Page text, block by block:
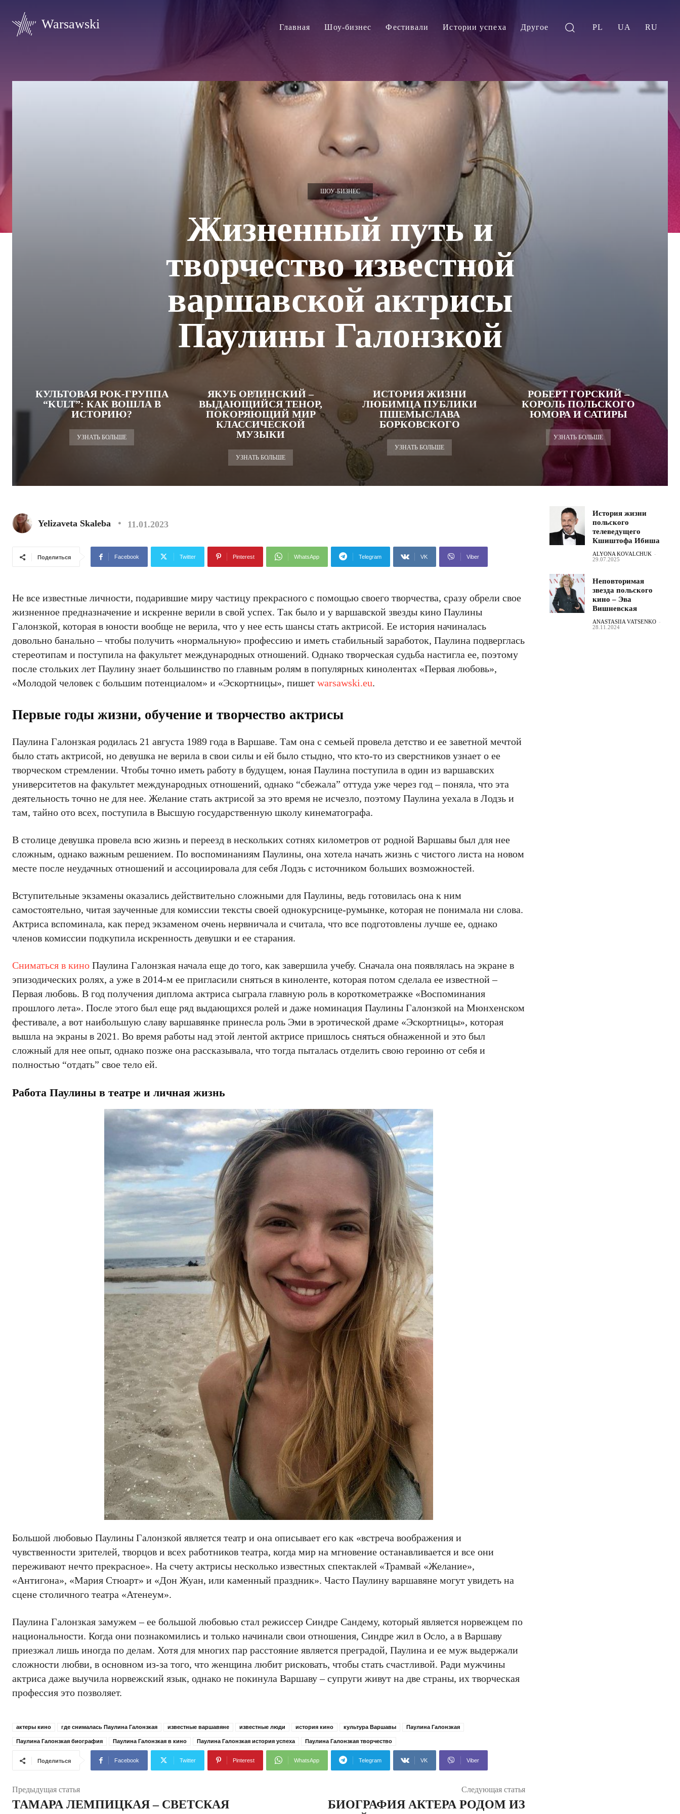
Warsawski Главная Шоу-бизнес Фестивали Истории успеха Другое PL UA RU
ШОУ-БИЗНЕС
Жизненный путь и
творчество известной
варшавской актрисы
Паулины Галонзкой
КУЛЬТОВАЯ РОК-ГРУППА
“KULT”: КАК ВОШЛА В
ИСТОРИЮ?
УЗНАТЬ БОЛЬШЕ
ЯКУБ ОРЛИНСКИЙ –
ВЫДАЮЩИЙСЯ ТЕНОР,
ПОКОРЯЮЩИЙ МИР
КЛАССИЧЕСКОЙ
МУЗЫКИ
УЗНАТЬ БОЛЬШЕ
ИСТОРИЯ ЖИЗНИ
ЛЮБИМЦА ПУБЛИКИ
ПШЕМЫСЛАВА
БОРКОВСКОГО
УЗНАТЬ БОЛЬШЕ
РОБЕРТ ГОРСКИЙ –
КОРОЛЬ ПОЛЬСКОГО
ЮМОРА И САТИРЫ
УЗНАТЬ БОЛЬШЕ
Yelizaveta Skaleba 11.01.2023
Поделиться Facebook Twitter Pinterest WhatsApp Telegram VK Viber
Не все известные личности, подарившие миру частицу прекрасного с помощью своего творчества, сразу обрели свое
жизненное предназначение и искренне верили в свой успех. Так было и у варшавской звезды кино Паулины
Галонзкой, которая в юности вообще не верила, что у нее есть шансы стать актрисой. Ее история начиналась
довольно банально – чтобы получить «нормальную» профессию и иметь стабильный заработок, Паулина подверглась
стереотипам и поступила на факультет международных отношений. Однако творческая судьба настигла ее, поэтому
после стольких лет Паулину знает большинство по главным ролям в популярных кинолентах «Первая любовь»,
«Молодой человек с большим потенциалом» и «Эскортницы», пишет warsawski.eu.
Первые годы жизни, обучение и творчество актрисы
Паулина Галонзкая родилась 21 августа 1989 года в Варшаве. Там она с семьей провела детство и ее заветной мечтой
было стать актрисой, но девушка не верила в свои силы и ей было стыдно, что кто-то из сверстников узнает о ее
творческом стремлении. Чтобы точно иметь работу в будущем, юная Паулина поступила в один из варшавских
университетов на факультет международных отношений, однако “сбежала” оттуда уже через год – поняла, что эта
деятельность точно не для нее. Желание стать актрисой за это время не исчезло, поэтому Паулина уехала в Лодзь и
там, тайно ото всех, поступила в Высшую государственную школу кинематографа.
В столице девушка провела всю жизнь и переезд в нескольких сотнях километров от родной Варшавы был для нее
сложным, однако важным решением. По воспоминаниям Паулины, она хотела начать жизнь с чистого листа на новом
месте после неудачных отношений и ассоциировала для себя Лодзь с источником больших возможностей.
Вступительные экзамены оказались действительно сложными для Паулины, ведь готовилась она к ним
самостоятельно, читая заученные для комиссии тексты своей однокурснице-румынке, которая не понимала ни слова.
Актриса вспоминала, как перед экзаменом очень нервничала и считала, что все подготовлены лучше ее, однако
членов комиссии подкупила искренность девушки и ее старания.
Сниматься в кино Паулина Галонзкая начала еще до того, как завершила учебу. Сначала она появлялась на экране в
эпизодических ролях, а уже в 2014-м ее пригласили сняться в киноленте, которая потом сделала ее известной –
Первая любовь. В год получения диплома актриса сыграла главную роль в короткометражке «Воспоминания
прошлого лета». После этого был еще ряд выдающихся ролей и даже номинация Паулины Галонзкой на Мюнхенском
фестивале, а вот наибольшую славу варшавянке принесла роль Эми в эротической драме «Эскортницы», которая
вышла на экраны в 2021. Во время работы над этой лентой актрисе пришлось сняться обнаженной и это был
сложный для нее опыт, однако позже она рассказывала, что тогда пыталась отделить свою героиню от себя и
полностью “отдать” свое тело ей.
Работа Паулины в театре и личная жизнь
Большой любовью Паулины Галонзкой является театр и она описывает его как «встреча воображения и
чувственности зрителей, творцов и всех работников театра, когда мир на мгновение останавливается и все они
переживают нечто прекрасное». На счету актрисы несколько известных спектаклей «Трамвай «Желание»,
«Антигона», «Мария Стюарт» и «Дон Жуан, или каменный праздник». Часто Паулину варшавяне могут увидеть на
сцене столичного театра «Атенеум».
Паулина Галонзкая замужем – ее большой любовью стал режиссер Синдре Сандему, который является норвежцем по
национальности. Когда они познакомились и только начинали свои отношения, Синдре жил в Осло, а в Варшаву
приезжал лишь иногда по делам. Хотя для многих пар расстояние является преградой, Паулина и ее муж выдержали
сложности любви, в основном из-за того, что женщина любит рисковать, чтобы стать счастливой. Ради мужчины
актриса даже выучила норвежский язык, однако не покинула Варшаву – супруги живут на две страны, их творческая
профессия это позволяет.
актеры кино где снималась Паулина Галонзкая известные варшавяне известные люди история кино культура Варшавы Паулина Галонзкая
Паулина Галонзкая биография Паулина Галонзкая в кино Паулина Галонзкая история успеха Паулина Галонзкая творчество
Поделиться Facebook Twitter Pinterest WhatsApp Telegram VK Viber
Предыдущая статья
ТАМАРА ЛЕМПИЦКАЯ – СВЕТСКАЯ
Следующая статья
БИОГРАФИЯ АКТЕРА РОДОМ ИЗ
История жизни
польского
телеведущего
Кшиштофа Ибиша
ALYONA KOVALCHUK -
29.07.2025
Неповторимая
звезда польского
кино – Эва
Вишневская
ANASTASIIA VATSENKO -
28.11.2024